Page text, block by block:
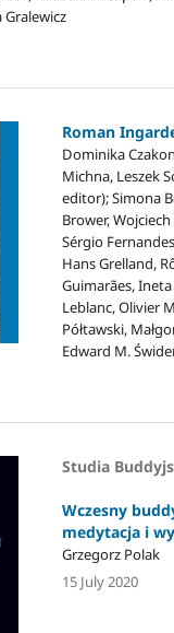
Gralewicz
Roman
Dominika
Michna, Leszek
editor); Simona
Brower,
Sérgio
Hans Grelland,
Guimarães,
Leblanc, Olivier
Półtawski,
Edward M.
Studia
Wczesny
medytacja i
Grzegorz Polak
15 July 2020